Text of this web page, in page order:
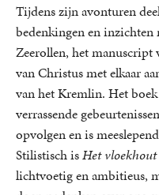
Tijdens zijn avonturen
bedenkingen en inzichten
Zeerollen, het manuscript
van Christus met elkaar
van het Kremlin. Het
verrassende
opvolgen en is
Stilistisch isHet vloekhout
lichtvoetig en ambitieus,